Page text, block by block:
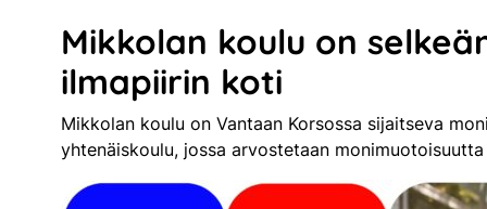
Mikkolan koulu on
ilmapiirin koti
Mikkolan koulu on Vantaan Korsossa sijaitseva
yhtenäiskoulu, jossa arvostetaan